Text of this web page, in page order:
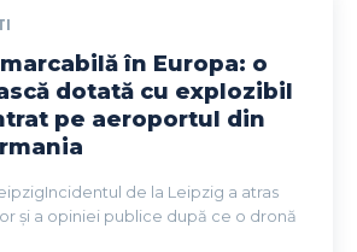
în Europa: o
dotată cu explozibil
pe aeroportul din
de la Leipzig a atras
și a opiniei publice după ce o dronă